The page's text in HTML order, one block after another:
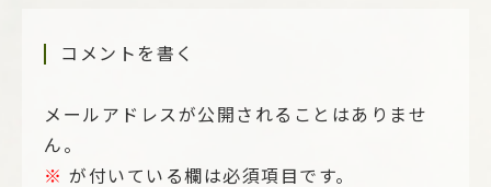
コメントを書く
メールアドレスが公開されることはありませ
ん。
※ が付いている欄は必須項目です。